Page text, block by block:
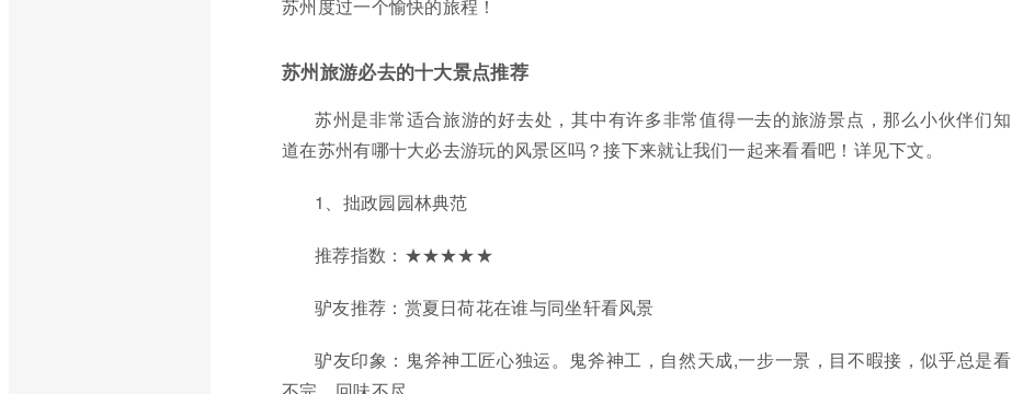
苏州度过一个愉快的旅程！
苏州旅游必去的十大景点推荐
苏州是非常适合旅游的好去处，其中有许多非常值得一去的旅游景点，那么小伙伴们知
道在苏州有哪十大必去游玩的风景区吗？接下来就让我们一起来看看吧！详见下文。
1、拙政园园林典范
推荐指数：★★★★★
驴友推荐：赏夏日荷花在谁与同坐轩看风景
驴友印象：鬼斧神工匠心独运。鬼斧神工，自然天成,一步一景，目不暇接，似乎总是看